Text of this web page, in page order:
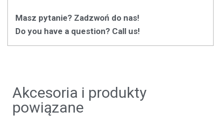
Masz pytanie? Zadzwoń do nas!
Do you have a question? Call us!
Akcesoria i produkty
powiązane